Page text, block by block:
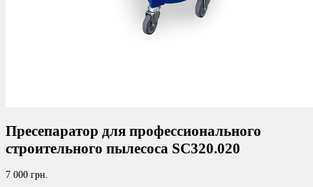
Пресепаратор для профессионального
строительного пылесоса SC320.020
7 000 грн.